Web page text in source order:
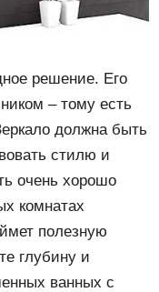
решение. Его
– тому есть
должна быть
стилю и
очень хорошо
комнатах
полезную
глубину и
ванных с